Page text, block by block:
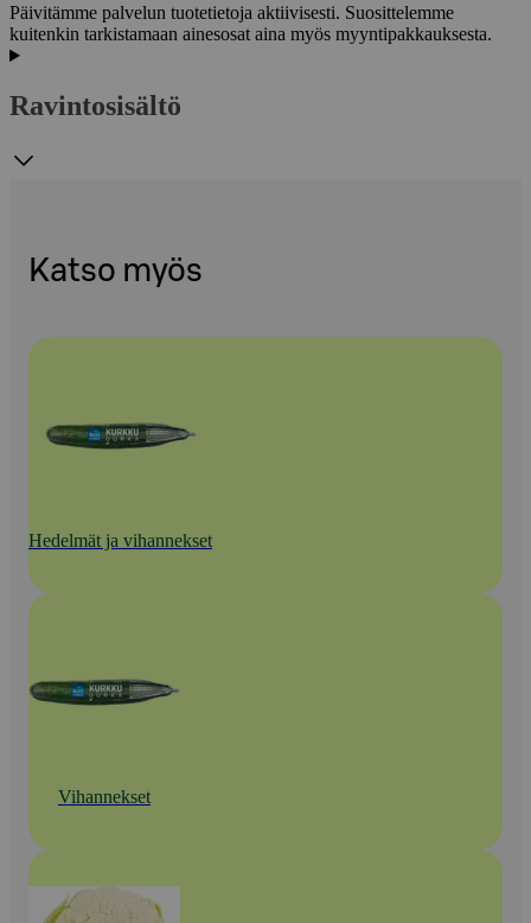
Päivitämme palvelun tuotetietoja aktiivisesti. Suosittelemme
kuitenkin tarkistamaan ainesosat aina myös myyntipakkauksesta.
Ravintosisältö
Katso myös
Hedelmät ja vihannekset
Vihannekset